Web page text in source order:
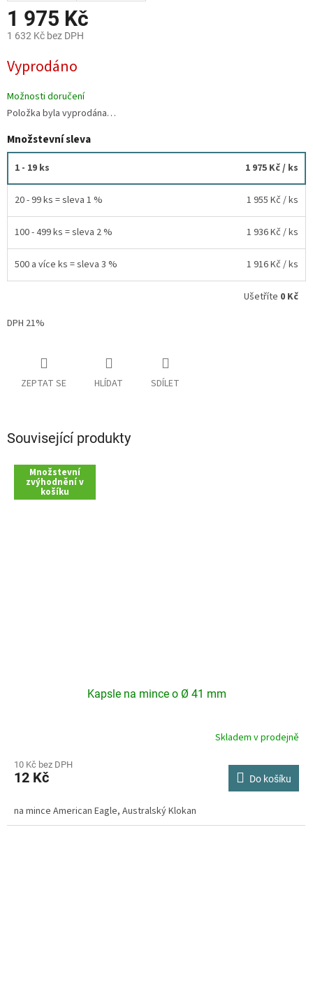
1 975 Kč
1 632 Kč bez DPH
cena:
Vyprodáno
Možnosti doručení
Položka byla vyprodána…
Množstevní sleva
1 - 19 ks 1 975 Kč/ ks
20 - 99 ks = sleva 1 % 1 955 Kč / ks
100 - 499 ks = sleva 2 % 1 936 Kč / ks
500 a více ks = sleva 3 % 1 916 Kč / ks
Ušetříte 0 Kč
DPH 21%
ZEPTAT SE HLÍDAT SDÍLET
Související produkty
Množstevní
zvýhodnění v
košíku
Kapsle na mince o Ø 41 mm
produktu
je
z
Skladem v prodejně
10 Kč bez DPH
12 Kč Do košíku
na mince American Eagle, Australský Klokan